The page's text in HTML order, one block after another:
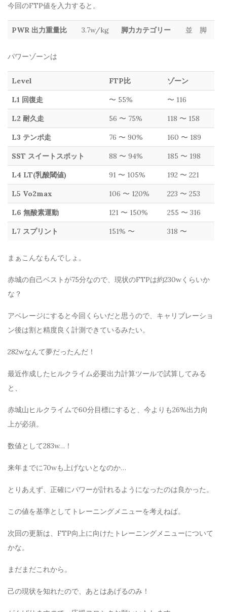
今回のFTP値を入力すると。
PWR 出力重量比 3.7w/kg 脚力カテゴリー 並 脚
パワーゾーンは
Level FTP比 ゾーン
L1 回復走 〜 55% 〜 116
L2 耐久走 56 〜 75% 118 〜 158
L3 テンポ走 76 〜 90% 160 〜 189
SST スイートスポット 88 〜 94% 185 〜 198
L4 LT(乳酸閾値) 91 〜 105% 192 〜 221
L5 Vo2max 106 〜 120% 223 〜 253
L6 無酸素運動 121 〜 150% 255 〜 316
L7 スプリント 151% 〜 318 〜
まぁこんなもんでしょ。
赤城の自己ベストが75分なので、現状のFTPは約230wくらいか
な？
アベレージにすると今回くらいだと思うので、キャリブレーショ
ン後は割と精度良く計測できているみたい。
282wなんて夢だったんだ！
最近作成したヒルクライム必要出力計算ツールで試算してみる
と、
赤城山ヒルクライムで60分目標にすると、今よりも26%出力向
上が必須。
数値として283w…！
来年までに70wも上げないとなのか…
とりあえず、正確にパワーが計れるようになったのは良かった。
この値を基準としてトレーニングメニューを考えねば。
次回の更新は、FTP向上に向けたトレーニングメニューについて
かな。
まだまだこれから。
己の現状を知れたので、あとはあげるのみ！